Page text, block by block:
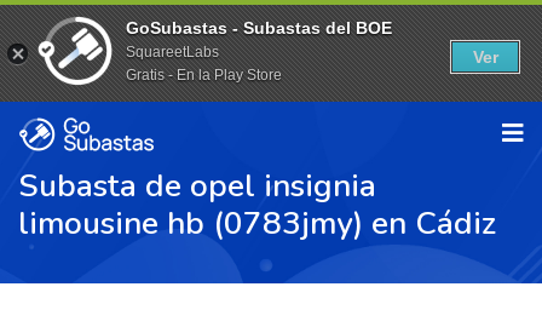
Subasta de opel insignia
limousine hb (0783jmy) en Cádiz
GoSubastas - Subastas del BOE
SquareetLabs
Gratis - En la Play Store
Ver